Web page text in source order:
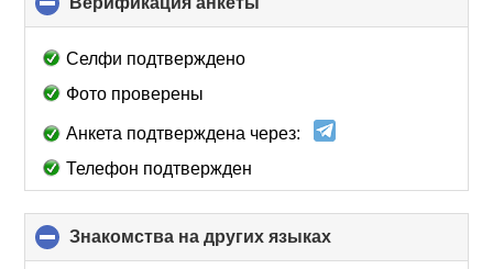
to
Селфи подтверждено
Фото проверены
Анкета подтверждена через:
Телефон подтвержден
Знакомства на других языках
to